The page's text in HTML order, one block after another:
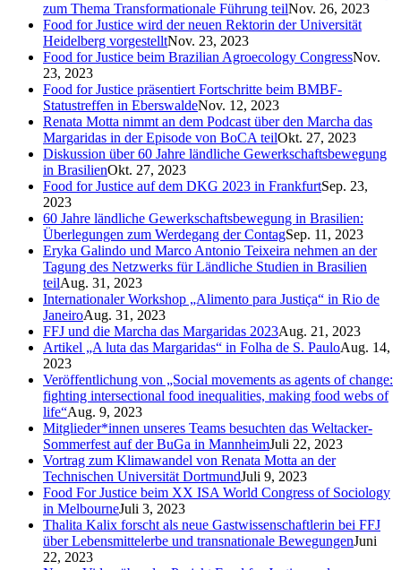
zum Thema Transformationale Führung teilNov. 26, 2023
Food for Justice wird der neuen Rektorin der Universität
Heidelberg vorgestelltNov. 23, 2023
Food for Justice beim Brazilian Agroecology CongressNov.
23, 2023
Food for Justice präsentiert Fortschritte beim BMBF-
Statustreffen in EberswaldeNov. 12, 2023
Renata Motta nimmt an dem Podcast über den Marcha das
Margaridas in der Episode von BoCA teilOkt. 27, 2023
Diskussion über 60 Jahre ländliche Gewerkschaftsbewegung
in BrasilienOkt. 27, 2023
Food for Justice auf dem DKG 2023 in FrankfurtSep. 23,
2023
60 Jahre ländliche Gewerkschaftsbewegung in Brasilien:
Überlegungen zum Werdegang der ContagSep. 11, 2023
Eryka Galindo und Marco Antonio Teixeira nehmen an der
Tagung des Netzwerks für Ländliche Studien in Brasilien
teilAug. 31, 2023
Internationaler Workshop „Alimento para Justiça“ in Rio de
JaneiroAug. 31, 2023
FFJ und die Marcha das Margaridas 2023Aug. 21, 2023
Artikel „A luta das Margaridas“ in Folha de S. PauloAug. 14,
2023
Veröffentlichung von „Social movements as agents of change:
fighting intersectional food inequalities, making food webs of
life“Aug. 9, 2023
Mitglieder*innen unseres Teams besuchten das Weltacker-
Sommerfest auf der BuGa in MannheimJuli 22, 2023
Vortrag zum Klimawandel von Renata Motta an der
Technischen Universität DortmundJuli 9, 2023
Food For Justice beim XX ISA World Congress of Sociology
in MelbourneJuli 3, 2023
Thalita Kalix forscht als neue Gastwissenschaftlerin bei FFJ
über Lebensmittelerbe und transnationale BewegungenJuni
22, 2023